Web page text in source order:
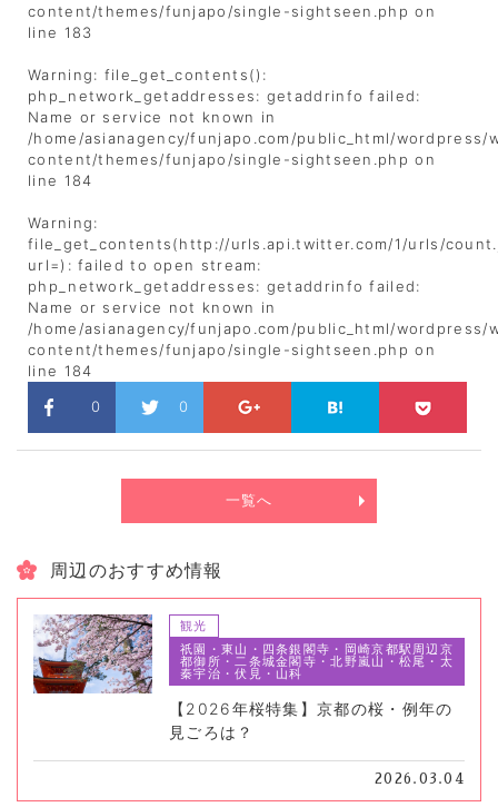
content/themes/funjapo/single-sightseen.php on
line 183
Warning: file_get_contents():
php_network_getaddresses: getaddrinfo failed:
Name or service not known in
/home/asianagency/funjapo.com/public_html/wordpress/
content/themes/funjapo/single-sightseen.php on
line 184
Warning:
file_get_contents(http://urls.api.twitter.com/1/urls/
url=): failed to open stream:
php_network_getaddresses: getaddrinfo failed:
Name or service not known in
/home/asianagency/funjapo.com/public_html/wordpress/
content/themes/funjapo/single-sightseen.php on
line 184
0
0
一覧へ
周辺のおすすめ情報
観光
祇園・東山・四条銀閣寺・岡崎京都駅周辺京
都御所・二条城金閣寺・北野嵐山・松尾・太
秦宇治・伏見・山科
【2026年桜特集】京都の桜・例年の
見ごろは？
2026.03.04